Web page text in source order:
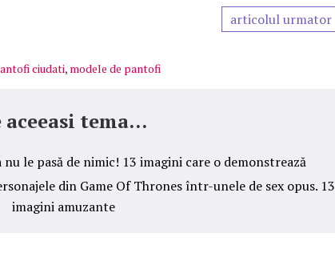
articolul urmator
ciudati, modele de pantofi
aceeasi tema...
le pasă de nimic! 13 imagini care o demonstrează
din Game Of Thrones într-unele de sex opus. 13
imagini amuzante